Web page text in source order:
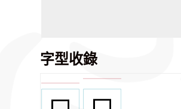
字型收錄